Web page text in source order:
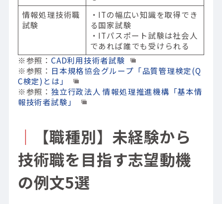
情報処理技術職
試験
・ITの幅広い知識を取得でき
る国家試験
・ITパスポート試験は社会人
であれば誰でも受けられる
※参照： CAD利用技術者試験
※参照： 日本規格協会グループ「品質管理検定(Q
C検定)とは」
※参照： 独立行政法人 情報処理推進機構「基本情
報技術者試験」
｜
【職種別】未経験から
技術職を目指す志望動機
の例文5選